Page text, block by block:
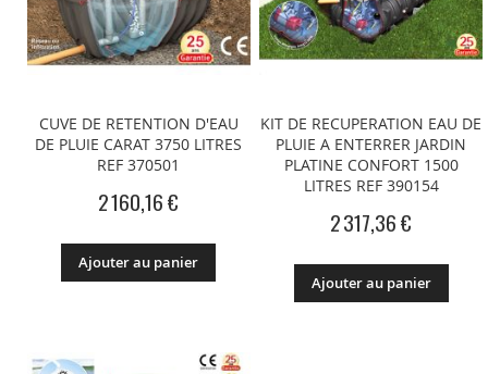
CUVE DE RETENTION D'EAU
DE PLUIE CARAT 3750 LITRES
REF 370501
2 160,16 €
Ajouter au panier
KIT DE RECUPERATION EAU DE
PLUIE A ENTERRER JARDIN
PLATINE CONFORT 1500
LITRES REF 390154
2 317,36 €
Ajouter au panier